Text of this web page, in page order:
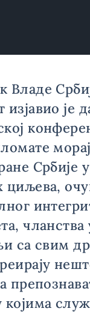
Владе
је
Србије
циљева,
са свим